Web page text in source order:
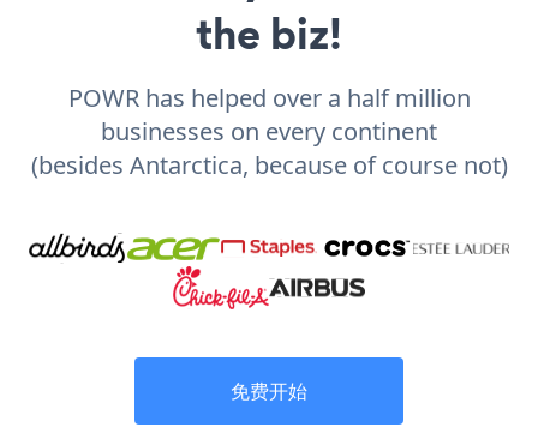
the biz!
POWR has helped over a half million
businesses on every continent
(besides Antarctica, because of course not)
免费开始